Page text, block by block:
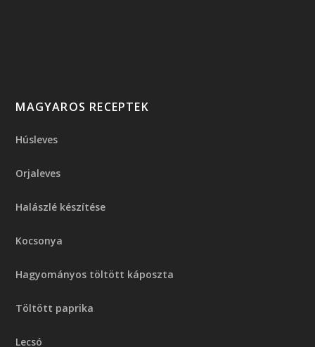
MAGYAROS RECEPTEK
Húsleves
Orjaleves
Halászlé készítése
Kocsonya
Hagyományos töltött káposzta
Töltött paprika
Lecsó